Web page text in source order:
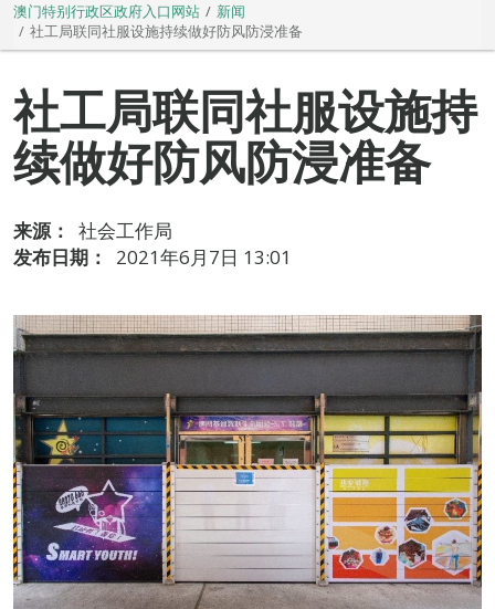
澳门特别行政区政府入口网站
新闻
社工局联同社服设施持续做好防风防浸准备
社工局联同社服设施持
续做好防风防浸准备
来源：
社会工作局
发布日期：
2021年6月7日 13:01